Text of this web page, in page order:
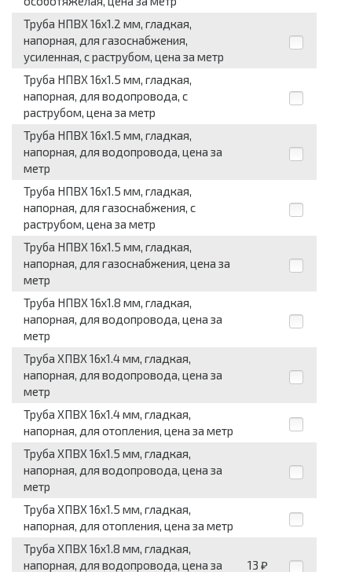
Труба НПВХ 16x1.2 мм, гладкая,
напорная, для газоснабжения,
усиленная, с раструбом, цена за метр
Труба НПВХ 16x1.5 мм, гладкая,
напорная, для водопровода, с
раструбом, цена за метр
Труба НПВХ 16x1.5 мм, гладкая,
напорная, для водопровода, цена за
метр
Труба НПВХ 16x1.5 мм, гладкая,
напорная, для газоснабжения, с
раструбом, цена за метр
Труба НПВХ 16x1.5 мм, гладкая,
напорная, для газоснабжения, цена за
метр
Труба НПВХ 16x1.8 мм, гладкая,
напорная, для водопровода, цена за
метр
Труба ХПВХ 16x1.4 мм, гладкая,
напорная, для водопровода, цена за
метр
Труба ХПВХ 16x1.4 мм, гладкая,
напорная, для отопления, цена за метр
Труба ХПВХ 16x1.5 мм, гладкая,
напорная, для водопровода, цена за
метр
Труба ХПВХ 16x1.5 мм, гладкая,
напорная, для отопления, цена за метр
Труба ХПВХ 16x1.8 мм, гладкая,
напорная, для водопровода, цена за
13 ₽